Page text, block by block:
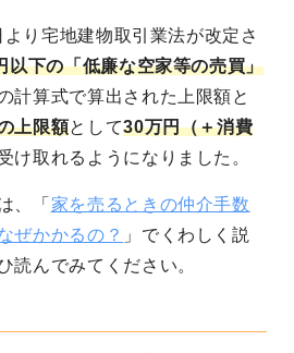
り宅地建物取引業法が改定さ
以下の「低廉な空家等の売買」
計算式で算出された上限額と
上限額として30万円（＋消費
け取れるようになりました。
、「 家を売るときの仲介手数
ぜかかるの？ 」でくわしく説
読んでみてください。